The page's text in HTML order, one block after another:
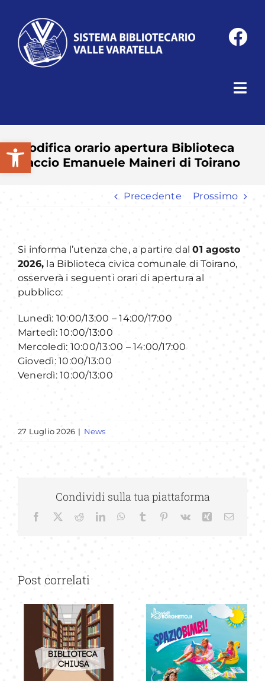
Apri la barra degli strumenti
contenuto
Catalogo
Progetti
Novità
Modifica orario apertura Biblioteca
Baccio Emanuele Maineri di Toirano
Precedente Prossimo
Si informa l’utenza che, a partire dal01 agosto
2026, la Biblioteca civica comunale di Toirano,
osserverà i seguenti orari di apertura al
pubblico:
Lunedì: 10:00/13:00 – 14:00/17:00
Martedì: 10:00/13:00
Mercoledì: 10:00/13:00 – 14:00/17:00
Giovedì: 10:00/13:00
Venerdì: 10:00/13:00
27 Luglio 2026 | News
Condividi sulla tua piattaforma
Facebook RedditLinkedInWhatsApp
Tumblr Pinterest
Vk Xing Email
Post correlati